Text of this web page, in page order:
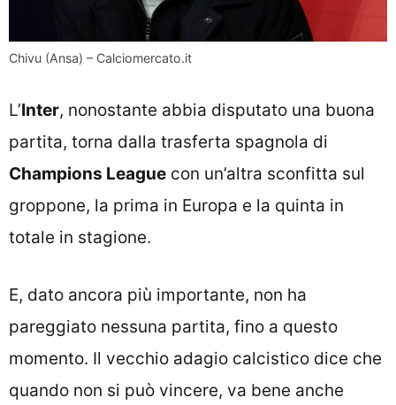
Chivu (Ansa) – Calciomercato.it
L’Inter, nonostante abbia disputato una buona
partita, torna dalla trasferta spagnola di
Champions League con un’altra sconfitta sul
groppone, la prima in Europa e la quinta in
totale in stagione.
E, dato ancora più importante, non ha
pareggiato nessuna partita, fino a questo
momento. Il vecchio adagio calcistico dice che
quando non si può vincere, va bene anche